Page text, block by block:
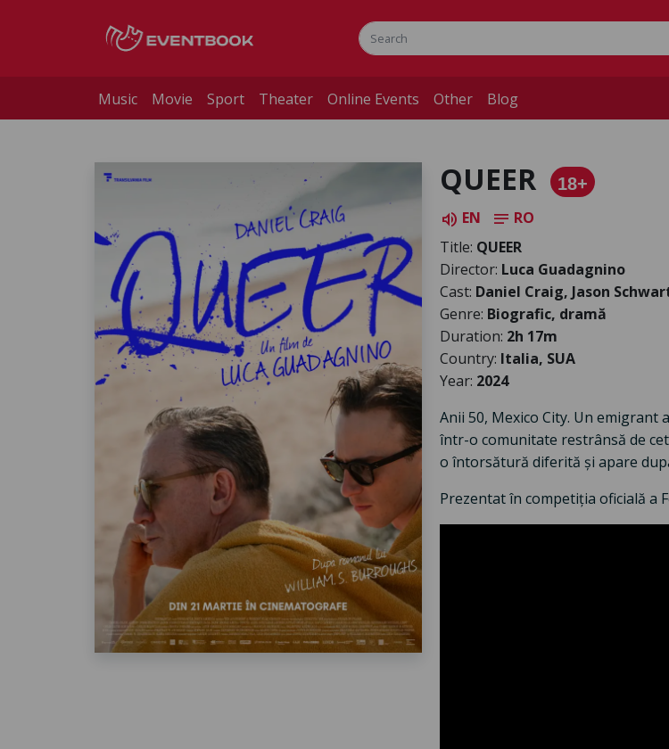
Music Movie Sport Theater Online Events Other Blog
QUEER 18+
volume_up EN notes RO
Title: QUEER
Director: Luca Guadagnino
Cast: Daniel Craig, Jason
Genre: Biografic, dramă
Duration: 2h 17m
Country: Italia, SUA
Year: 2024
Anii 50, Mexico City. Un emigrant
într-o comunitate restrânsă de
o întorsătură diferită și apare
Prezentat în competiția oficială a